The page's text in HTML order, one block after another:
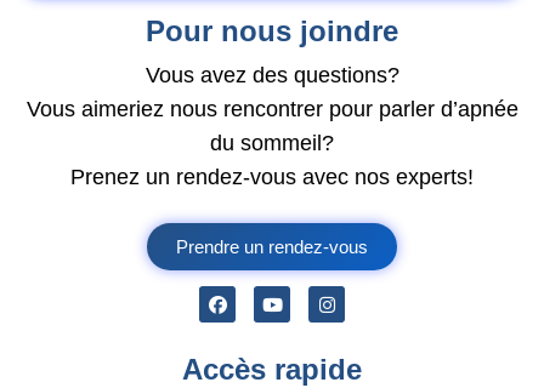
Pour nous joindre
Vous avez des questions?
Vous aimeriez nous rencontrer pour parler d’apnée
du sommeil?
Prenez un rendez-vous avec nos experts!
Prendre un rendez-vous
Accès rapide